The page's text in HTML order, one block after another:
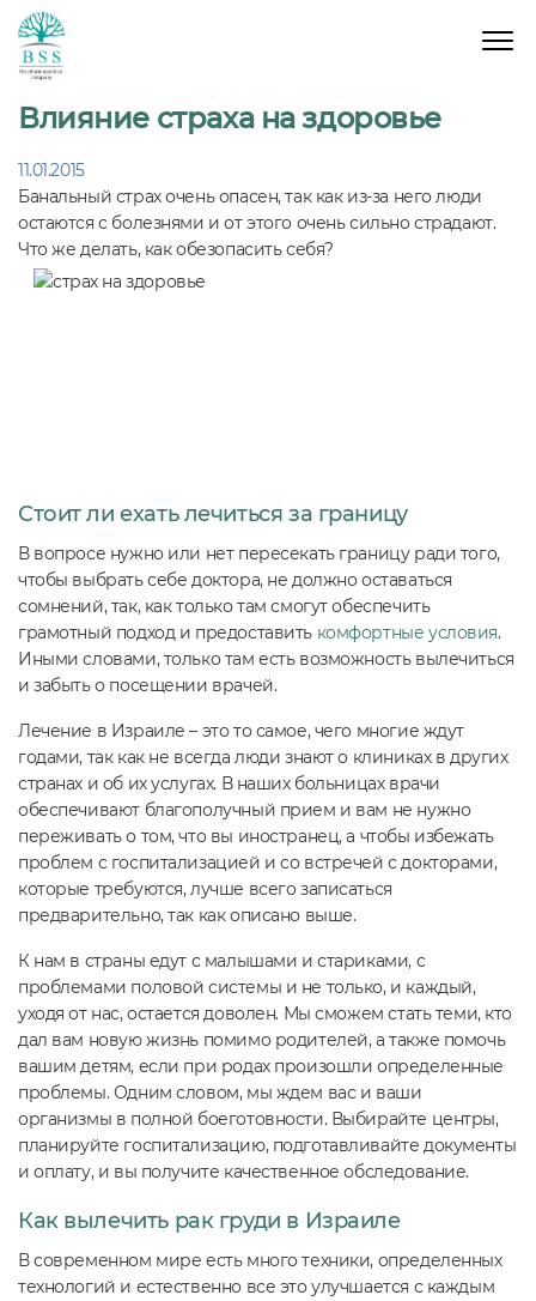
Влияние страха на здоровье
11.01.2015
Банальный страх очень опасен, так как из-за него люди
остаются с болезнями и от этого очень сильно страдают.
Что же делать, как обезопасить себя?
Стоит ли ехать лечиться за границу
В вопросе нужно или нет пересекать границу ради того,
чтобы выбрать себе доктора, не должно оставаться
сомнений, так, как только там смогут обеспечить
грамотный подход и предоставить комфортные условия.
Иными словами, только там есть возможность вылечиться
и забыть о посещении врачей.
Лечение в Израиле – это то самое, чего многие ждут
годами, так как не всегда люди знают о клиниках в других
странах и об их услугах. В наших больницах врачи
обеспечивают благополучный прием и вам не нужно
переживать о том, что вы иностранец, а чтобы избежать
проблем с госпитализацией и со встречей с докторами,
которые требуются, лучше всего записаться
предварительно, так как описано выше.
К нам в страны едут с малышами и стариками, с
проблемами половой системы и не только, и каждый,
уходя от нас, остается доволен. Мы сможем стать теми, кто
дал вам новую жизнь помимо родителей, а также помочь
вашим детям, если при родах произошли определенные
проблемы. Одним словом, мы ждем вас и ваши
организмы в полной боеготовности. Выбирайте центры,
планируйте госпитализацию, подготавливайте документы
и оплату, и вы получите качественное обследование.
Как вылечить рак груди в Израиле
В современном мире есть много техники, определенных
технологий и естественно все это улучшается с каждым